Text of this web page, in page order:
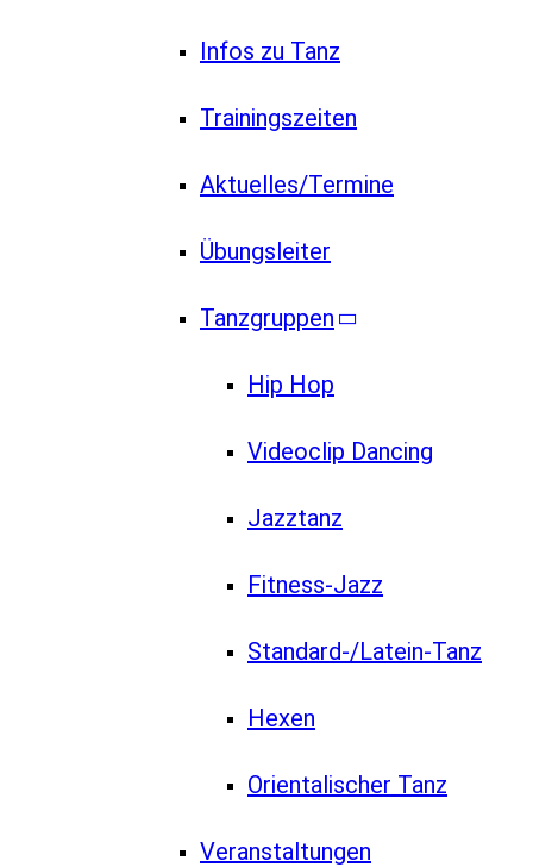
Infos zu Tanz
Trainingszeiten
Aktuelles/Termine
Übungsleiter
Tanzgruppen
Hip Hop
Videoclip Dancing
Jazztanz
Fitness-Jazz
Standard-/Latein-Tanz
Hexen
Orientalischer Tanz
Veranstaltungen